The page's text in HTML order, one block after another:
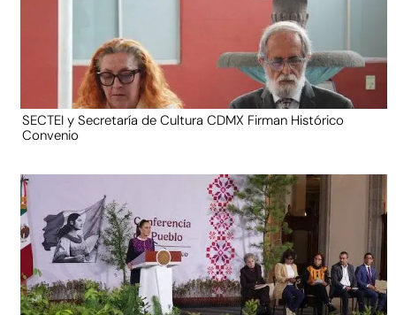
SECTEI y Secretaría de Cultura CDMX Firman Histórico
Convenio